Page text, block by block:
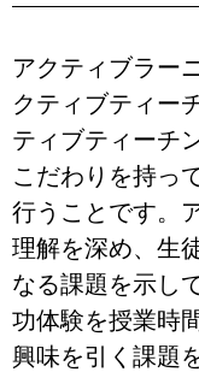
アクティブラー
クティブティー
ティブティーチ
こだわりを持っ
行うことです。
理解を深め、生
なる課題を示し
功体験を授業時
興味を引く課題